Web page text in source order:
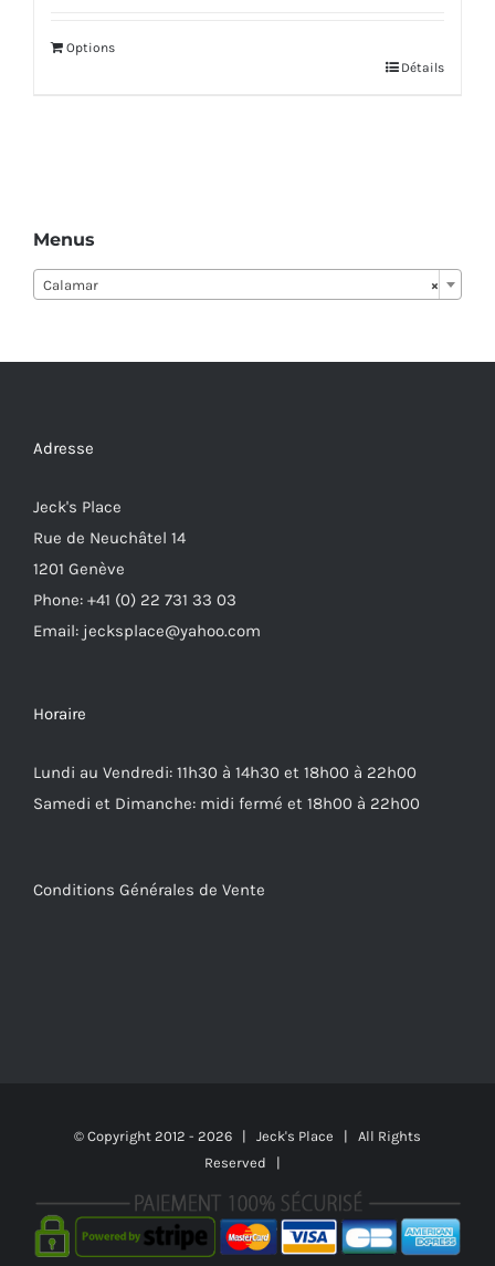
Options
Détails
Menus
×
Calamar
Adresse
Jeck's Place
Rue de Neuchâtel 14
1201 Genève
Phone: +41 (0) 22 731 33 03
Email: jecksplace@yahoo.com
Horaire
Lundi au Vendredi: 11h30 à 14h30 et 18h00 à 22h00
Samedi et Dimanche: midi fermé et 18h00 à 22h00
Conditions Générales de Vente
© Copyright 2012 - 2026 | Jeck's Place | All Rights
Reserved |